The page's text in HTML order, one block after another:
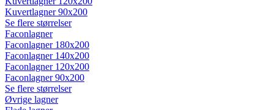
Kuvertlagner 90x200
Se flere størrelser
Faconlagner
Faconlagner 180x200
Faconlagner 140x200
Faconlagner 120x200
Faconlagner 90x200
Se flere størrelser
Øvrige lagner